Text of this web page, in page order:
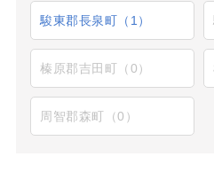
駿東郡長泉町（1）
榛原郡吉田町（0）
周智郡森町（0）